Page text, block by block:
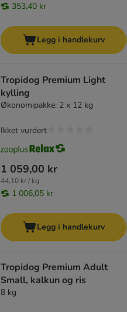
353,40 kr
Legg i handlekurv
Tropidog Premium Light
kylling
Økonomipakke: 2 x 12 kg
1 059,00 kr
44,10 kr / kg
1 006,05 kr
Ikket vurdert
Legg i handlekurv
Tropidog Premium Adult
Small, kalkun og ris
8 kg